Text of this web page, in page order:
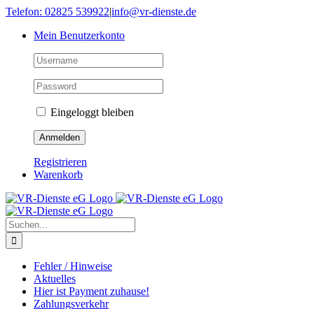
Skip
content
Telefon: 02825 539922|info@vr-dienste.de
Mein Benutzerkonto
Eingeloggt bleiben
Registrieren
Warenkorb
Suche
nach:
Fehler / Hinweise
Aktuelles
Hier ist Payment zuhause!
Zahlungsverkehr